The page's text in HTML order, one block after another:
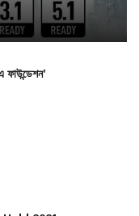
ফাউন্ডেশন’